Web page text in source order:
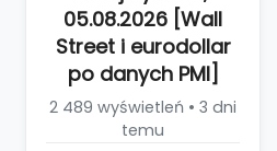
05.08.2026 [Wall
Street i eurodollar
po danych PMI]
2 489 wyświetleń • 3 dni
temu